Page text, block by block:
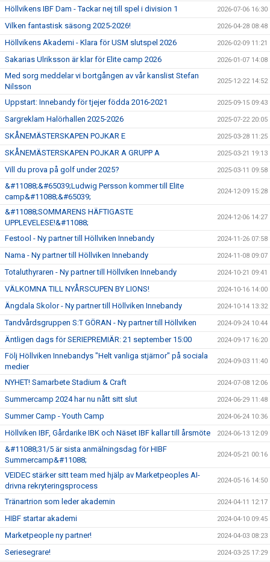
Höllvikens IBF Dam - Tackar nej till spel i division 1 2026-07-06 16:30
Vilken fantastisk säsong 2025-2026! 2026-04-28 08:48
Höllvikens Akademi - Klara för USM slutspel 2026 2026-02-09 11:21
Sakarias Ulriksson är klar för Elite camp 2026 2026-01-07 14:08
Med sorg meddelar vi bortgången av vår kanslist Stefan
Nilsson
2025-12-22 14:52
Uppstart: Innebandy för tjejer födda 2016-2021 2025-09-15 09:43
Sargreklam Halörhallen 2025-2026 2025-07-22 20:05
SKÅNEMÄSTERSKAPEN POJKAR E 2025-03-28 11:25
SKÅNEMÄSTERSKAPEN POJKAR A GRUPP A 2025-03-21 19:13
Vill du prova på golf under 2025? 2025-03-11 09:58
&#11088;&#65039;Ludwig Persson kommer till Elite
camp&#11088;&#65039;
2024-12-09 15:28
&#11088;SOMMARENS HÄFTIGASTE
UPPLEVELESE!&#11088;
2024-12-06 14:27
Festool - Ny partner till Höllviken Innebandy 2024-11-26 07:58
Nama - Ny partner till Höllviken Innebandy 2024-11-08 09:07
Totaluthyraren - Ny partner till Höllviken Innebandy 2024-10-21 09:41
VÄLKOMNA TILL NYÅRSCUPEN BY LIONS! 2024-10-16 14:00
Ängdala Skolor - Ny partner till Höllviken Innebandy 2024-10-14 13:32
Tandvårdsgruppen S:T GÖRAN - Ny partner till Höllviken 2024-09-24 10:44
Äntligen dags för SERIEPREMIÄR: 21 september 15:00 2024-09-17 16:20
Följ Höllviken Innebandys "Helt vanliga stjärnor" på sociala
medier
2024-09-03 11:40
NYHET! Samarbete Stadium & Craft 2024-07-08 12:06
Summercamp 2024 har nu nått sitt slut 2024-06-29 11:48
Summer Camp - Youth Camp 2024-06-24 10:36
Höllviken IBF, Gårdarike IBK och Näset IBF kallar till årsmöte 2024-06-13 12:09
&#11088;31/5 är sista anmälningsdag för HIBF
Summercamp&#11088;
2024-05-21 00:16
VEIDEC stärker sitt team med hjälp av Marketpeoples AI-
drivna rekryteringsprocess
2024-05-16 14:50
Tränartrion som leder akademin 2024-04-11 12:17
HIBF startar akademi 2024-04-10 09:45
Marketpeople ny partner! 2024-04-03 08:23
Seriesegrare! 2024-03-25 17:29